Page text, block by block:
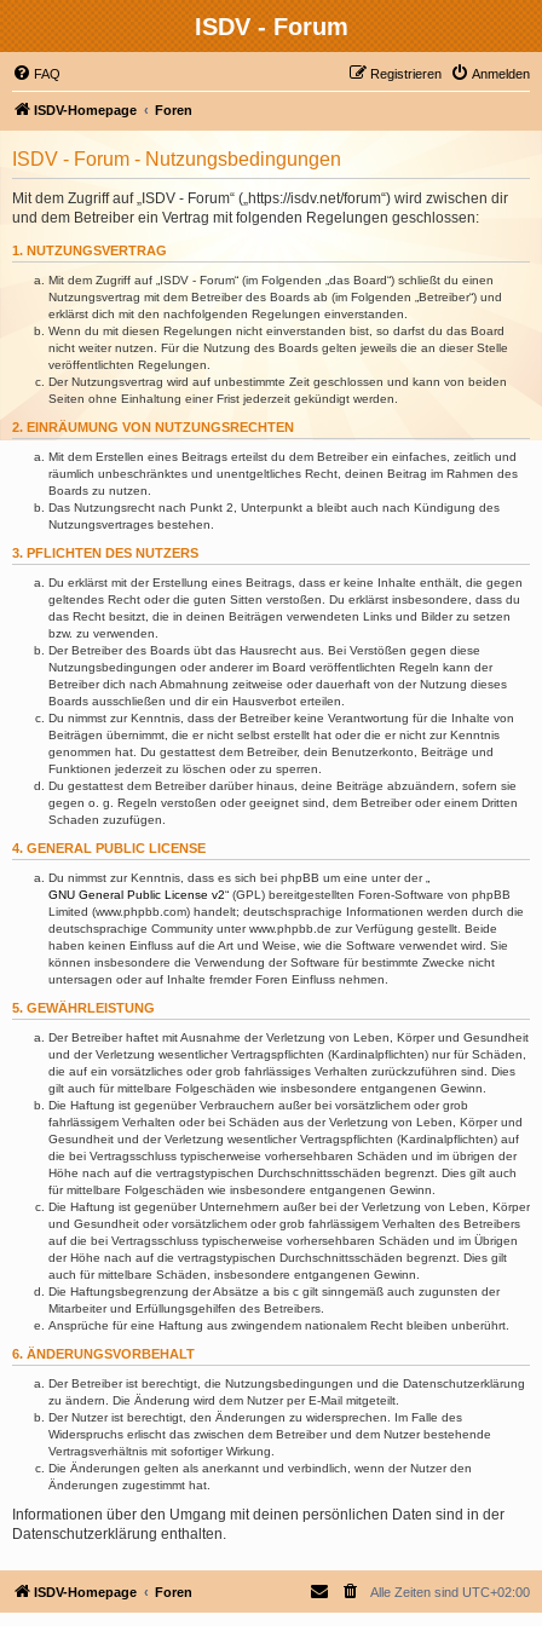
ISDV - Forum
FAQ Anmelden
Registrieren
ISDV-Homepage Foren
ISDV - Forum - Nutzungsbedingungen
Mit dem Zugriff auf „ISDV - Forum“ („https://isdv.net/forum“) wird zwischen dir
und dem Betreiber ein Vertrag mit folgenden Regelungen geschlossen:
1. NUTZUNGSVERTRAG
Mit dem Zugriff auf „ISDV - Forum“ (im Folgenden „das Board“) schließt du einen
Nutzungsvertrag mit dem Betreiber des Boards ab (im Folgenden „Betreiber“) und
erklärst dich mit den nachfolgenden Regelungen einverstanden.
Wenn du mit diesen Regelungen nicht einverstanden bist, so darfst du das Board
nicht weiter nutzen. Für die Nutzung des Boards gelten jeweils die an dieser Stelle
veröffentlichten Regelungen.
Der Nutzungsvertrag wird auf unbestimmte Zeit geschlossen und kann von beiden
Seiten ohne Einhaltung einer Frist jederzeit gekündigt werden.
2. EINRÄUMUNG VON NUTZUNGSRECHTEN
Mit dem Erstellen eines Beitrags erteilst du dem Betreiber ein einfaches, zeitlich und
räumlich unbeschränktes und unentgeltliches Recht, deinen Beitrag im Rahmen des
Boards zu nutzen.
Das Nutzungsrecht nach Punkt 2, Unterpunkt a bleibt auch nach Kündigung des
Nutzungsvertrages bestehen.
3. PFLICHTEN DES NUTZERS
Du erklärst mit der Erstellung eines Beitrags, dass er keine Inhalte enthält, die gegen
geltendes Recht oder die guten Sitten verstoßen. Du erklärst insbesondere, dass du
das Recht besitzt, die in deinen Beiträgen verwendeten Links und Bilder zu setzen
bzw. zu verwenden.
Der Betreiber des Boards übt das Hausrecht aus. Bei Verstößen gegen diese
Nutzungsbedingungen oder anderer im Board veröffentlichten Regeln kann der
Betreiber dich nach Abmahnung zeitweise oder dauerhaft von der Nutzung dieses
Boards ausschließen und dir ein Hausverbot erteilen.
Du nimmst zur Kenntnis, dass der Betreiber keine Verantwortung für die Inhalte von
Beiträgen übernimmt, die er nicht selbst erstellt hat oder die er nicht zur Kenntnis
genommen hat. Du gestattest dem Betreiber, dein Benutzerkonto, Beiträge und
Funktionen jederzeit zu löschen oder zu sperren.
Du gestattest dem Betreiber darüber hinaus, deine Beiträge abzuändern, sofern sie
gegen o. g. Regeln verstoßen oder geeignet sind, dem Betreiber oder einem Dritten
Schaden zuzufügen.
4. GENERAL PUBLIC LICENSE
Du nimmst zur Kenntnis, dass es sich bei phpBB um eine unter der „
GNU General Public License v2“ (GPL) bereitgestellten Foren-Software von phpBB
Limited (www.phpbb.com) handelt; deutschsprachige Informationen werden durch die
deutschsprachige Community unter www.phpbb.de zur Verfügung gestellt. Beide
haben keinen Einfluss auf die Art und Weise, wie die Software verwendet wird. Sie
können insbesondere die Verwendung der Software für bestimmte Zwecke nicht
untersagen oder auf Inhalte fremder Foren Einfluss nehmen.
5. GEWÄHRLEISTUNG
Der Betreiber haftet mit Ausnahme der Verletzung von Leben, Körper und Gesundheit
und der Verletzung wesentlicher Vertragspflichten (Kardinalpflichten) nur für Schäden,
die auf ein vorsätzliches oder grob fahrlässiges Verhalten zurückzuführen sind. Dies
gilt auch für mittelbare Folgeschäden wie insbesondere entgangenen Gewinn.
Die Haftung ist gegenüber Verbrauchern außer bei vorsätzlichem oder grob
fahrlässigem Verhalten oder bei Schäden aus der Verletzung von Leben, Körper und
Gesundheit und der Verletzung wesentlicher Vertragspflichten (Kardinalpflichten) auf
die bei Vertragsschluss typischerweise vorhersehbaren Schäden und im übrigen der
Höhe nach auf die vertragstypischen Durchschnittsschäden begrenzt. Dies gilt auch
für mittelbare Folgeschäden wie insbesondere entgangenen Gewinn.
Die Haftung ist gegenüber Unternehmern außer bei der Verletzung von Leben, Körper
und Gesundheit oder vorsätzlichem oder grob fahrlässigem Verhalten des Betreibers
auf die bei Vertragsschluss typischerweise vorhersehbaren Schäden und im Übrigen
der Höhe nach auf die vertragstypischen Durchschnittsschäden begrenzt. Dies gilt
auch für mittelbare Schäden, insbesondere entgangenen Gewinn.
Die Haftungsbegrenzung der Absätze a bis c gilt sinngemäß auch zugunsten der
Mitarbeiter und Erfüllungsgehilfen des Betreibers.
Ansprüche für eine Haftung aus zwingendem nationalem Recht bleiben unberührt.
6. ÄNDERUNGSVORBEHALT
Der Betreiber ist berechtigt, die Nutzungsbedingungen und die Datenschutzerklärung
zu ändern. Die Änderung wird dem Nutzer per E-Mail mitgeteilt.
Der Nutzer ist berechtigt, den Änderungen zu widersprechen. Im Falle des
Widerspruchs erlischt das zwischen dem Betreiber und dem Nutzer bestehende
Vertragsverhältnis mit sofortiger Wirkung.
Die Änderungen gelten als anerkannt und verbindlich, wenn der Nutzer den
Änderungen zugestimmt hat.
Informationen über den Umgang mit deinen persönlichen Daten sind in der
Datenschutzerklärung enthalten.
ISDV-Homepage Foren Alle Zeiten sind UTC+02:00